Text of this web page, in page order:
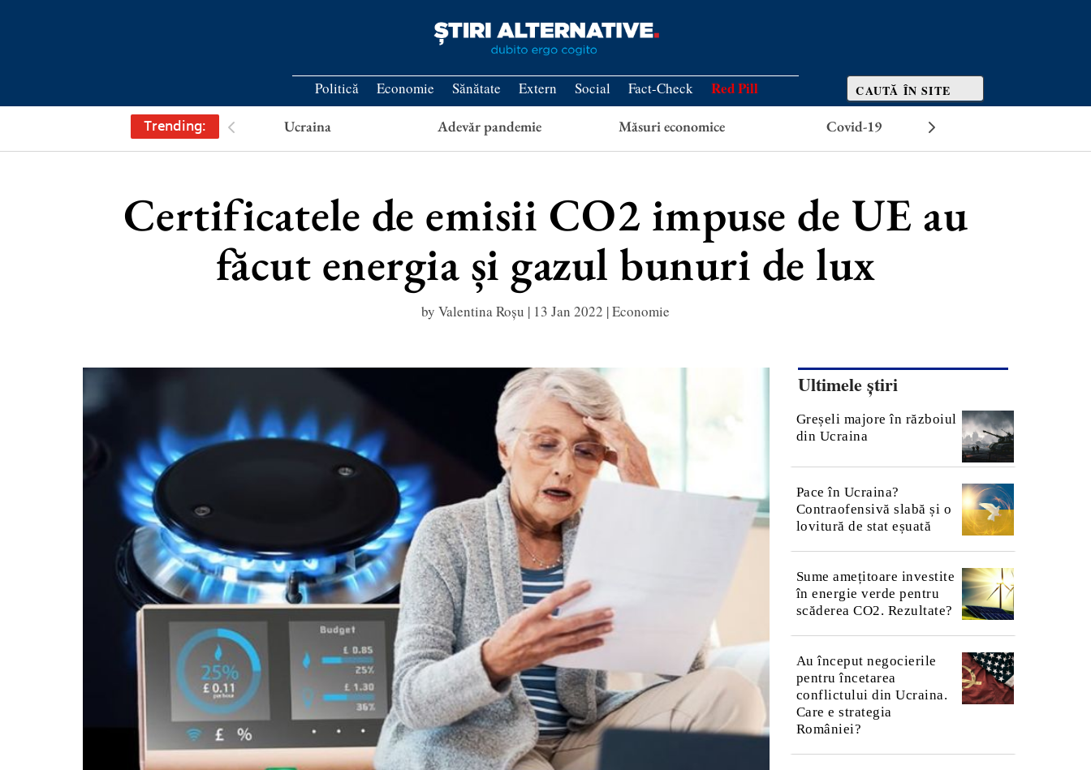
Politică Economie Sănătate Extern Social Fact-Check Red Pill
Trending: Ucraina Adevăr pandemie Măsuri economice Covid-19
Certificatele de emisii CO2 impuse de UE au
făcut energia și gazul bunuri de lux
by Valentina Roșu | 13 Jan 2022 |Economie
Ultimele știri
Greșeli majore în războiul
din Ucraina
Pace în Ucraina?
Contraofensivă slabă și o
lovitură de stat eșuată
Sume amețitoare investite
în energie verde pentru
scăderea CO2. Rezultate?
Au început negocierile
pentru încetarea
conflictului din Ucraina.
Care e strategia
României?